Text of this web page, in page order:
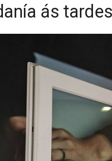
ás tardes